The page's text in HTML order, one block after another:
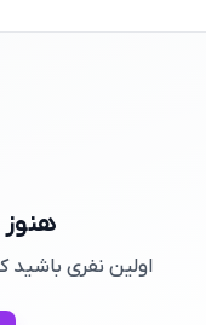
اولین نفری